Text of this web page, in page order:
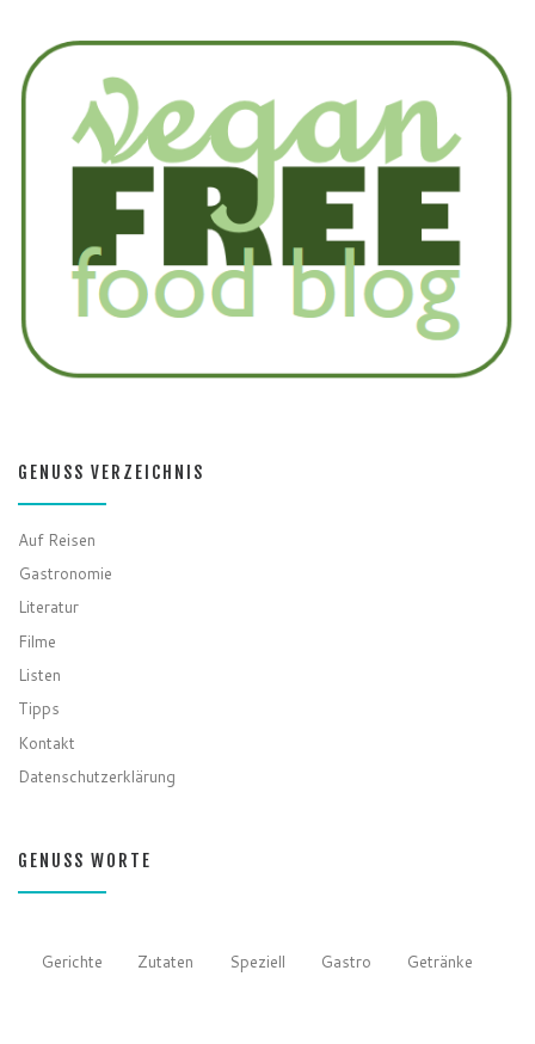
GENUSS VERZEICHNIS
Auf Reisen
Gastronomie
Literatur
Filme
Listen
Tipps
Kontakt
Datenschutzerklärung
GENUSS WORTE
Gerichte Zutaten Speziell Gastro Getränke